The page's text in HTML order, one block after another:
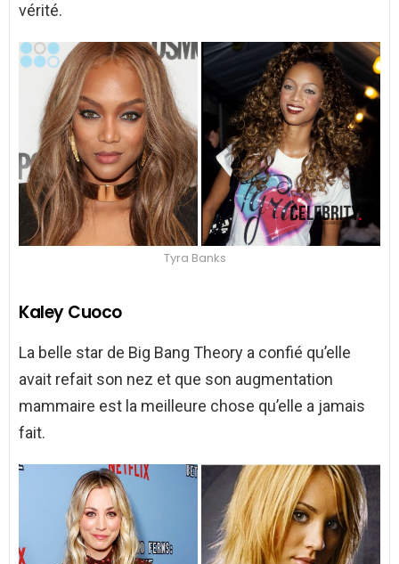
vérité.
Tyra Banks
Kaley Cuoco
La belle star de Big Bang Theory a confié qu’elle
avait refait son nez et que son augmentation
mammaire est la meilleure chose qu’elle a jamais
fait.